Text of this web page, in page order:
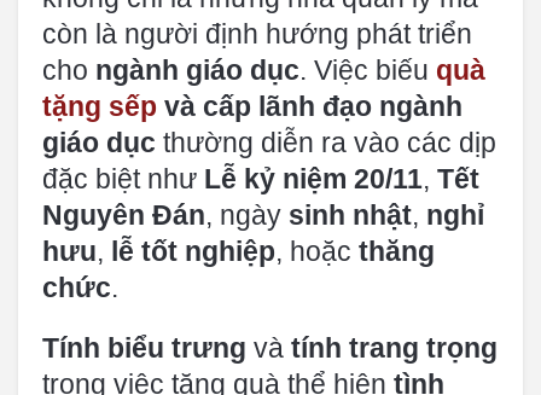
còn là người định hướng phát triển
cho ngành giáo dục. Việc biếu quà
tặng sếp và cấp lãnh đạo ngành
giáo dục thường diễn ra vào các dịp
đặc biệt như Lễ kỷ niệm 20/11, Tết
Nguyên Đán, ngày sinh nhật, nghỉ
hưu, lễ tốt nghiệp, hoặc thăng
chức.
Tính biểu trưng và tính trang trọng
trong việc tặng quà thể hiện tình